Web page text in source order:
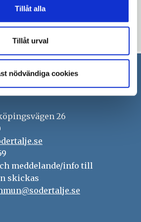
Tillåt alla
Tillåt urval
nödvändiga cookies
på den här sidan?
kommun
26
meddelande/info till
skickas